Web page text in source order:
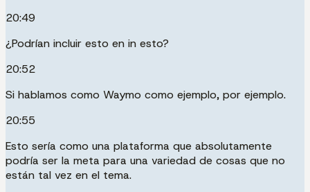
20:49
¿Podrían incluir esto en in esto?
20:52
Si hablamos como Waymo como ejemplo, por ejemplo.
20:55
Esto sería como una plataforma que absolutamente
podría ser la meta para una variedad de cosas que no
están tal vez en el tema.